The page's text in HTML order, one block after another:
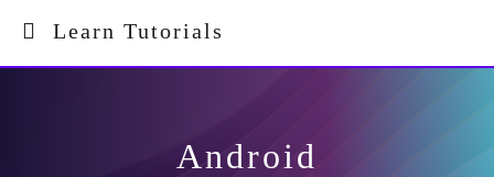
Learn Tutorials
Android